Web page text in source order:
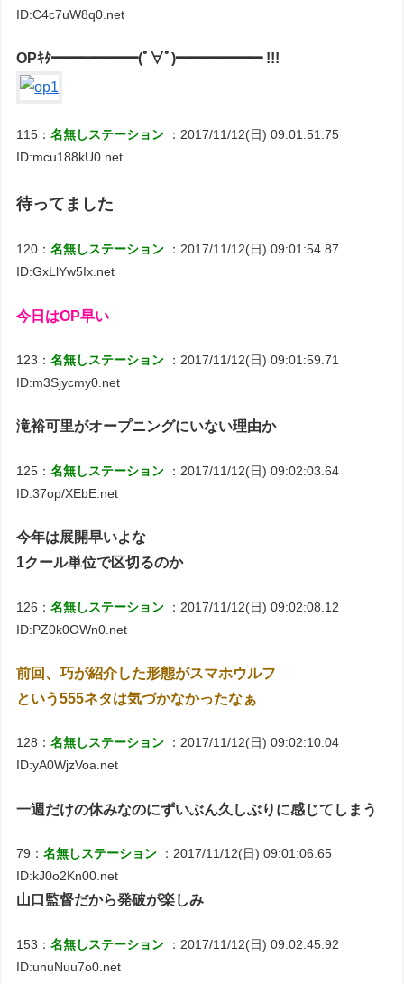
ID:C4c7uW8q0.net
OPｷﾀ━━━━━━(ﾟ∀ﾟ)━━━━━━ !!!
115：名無しステーション
：2017/11/12(日) 09:01:51.75
ID:mcu188kU0.net
待ってました
120：名無しステーション
：2017/11/12(日) 09:01:54.87
ID:GxLlYw5Ix.net
今日はOP早い
123：名無しステーション
：2017/11/12(日) 09:01:59.71
ID:m3Sjycmy0.net
滝裕可里がオープニングにいない理由か
125：名無しステーション
：2017/11/12(日) 09:02:03.64
ID:37op/XEbE.net
今年は展開早いよな
1クール単位で区切るのか
126：名無しステーション
：2017/11/12(日) 09:02:08.12
ID:PZ0k0OWn0.net
前回、巧が紹介した形態がスマホウルフ
という555ネタは気づかなかったなぁ
128：名無しステーション
：2017/11/12(日) 09:02:10.04
ID:yA0WjzVoa.net
一週だけの休みなのにずいぶん久しぶりに感じてしまう
79：名無しステーション
：2017/11/12(日) 09:01:06.65
ID:kJ0o2Kn00.net
山口監督だから発破が楽しみ
153：名無しステーション
：2017/11/12(日) 09:02:45.92
ID:unuNuu7o0.net